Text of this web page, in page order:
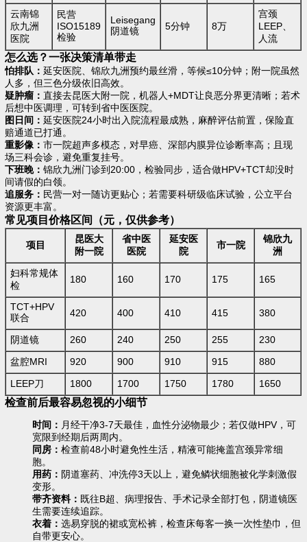
云南锦
欣九洲
医院
民营
ISO15189
检验
Leisegang
阴道镜
5分钟 8万
宫颈
LEEP、
人流
怎么选？一张决策清单带走
怕排队：延安医院、锦欣九洲预约最丝滑，等候≤10分钟；附一院虽然
人多，但三色分级依旧高效。
疑肿瘤：直接去昆医大附一院，机器人+MDT让良恶分界更清晰；若术
后想中医调理，可转到省中医医院。
图日间：延安医院24小时出入院流程最成熟，麻醉评估前置，保险直
赔通道已打通。
重影像：市一院超声多模态，对早癌、深部内膜异位诊断率高；且现
场三科会诊，避免重复挂号。
下班晚：锦欣九洲门诊到20:00，检验同步，适合做HPV+TCT却没时
间请假的白领。
追服务： 民营一对一随访更贴心；若需要科研级临床试验，公立平台
资源更丰富。
常见项目价格区间（元，仅供参考）
项目
昆医大
附一院
省中医
医院
延安医
院
市一院
锦欣九
洲
妇科常规体
检
180 160 170 175 165
TCT+HPV
联合
420 400 410 415 380
阴道镜 260 240 250 255 230
盆腔MRI 920 900 910 915 880
LEEP刀 1800 1700 1750 1780 1650
检查前后最容易忽视的小细节
时间： 月经干净3-7天最佳，血性分泌物最少；若仅做HPV，可
宽限到经期后两周内。
同房：检查前48小时避免性生活，精液可能掩盖宫颈异常细
胞。
用药： 阴道塞药、冲洗停3天以上，避免鳞状细胞被化学刺激假
变形。
带齐资料： 既往B超、病理报告、手术记录全部打包，阴道镜医
生需要连续追踪。
衣着：选易穿脱的裙或宽松裤，检查床每客一换一次性垫巾，但
自带更安心。